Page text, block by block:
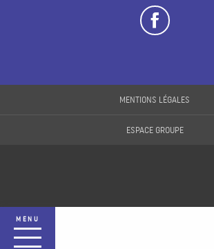
MENU
MENTIONS LÉGALES
ESPACE GROUPE